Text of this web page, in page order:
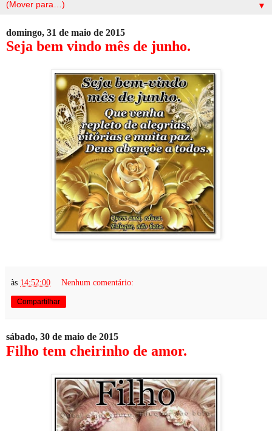
▼
domingo, 31 de maio de 2015
Seja bem vindo mês de junho.
às 14:52:00 Nenhum comentário:
Compartilhar
sábado, 30 de maio de 2015
Filho tem cheirinho de amor.